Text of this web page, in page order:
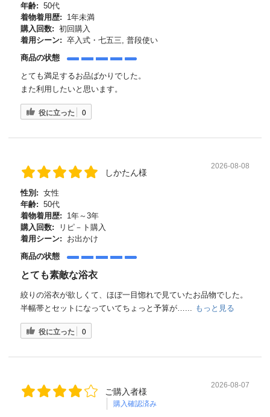
年齢: 50代
着物着用歴:
1年未満
購入回数: 初回購入
着用シーン: 卒入式・七五三, 普段使い
商品の状態
とても満足するお品ばかりでした。
また利用したいと思います。
役に立った 0
しかたん様
2026-08-08
性別: 女性
年齢: 50代
着物着用歴:
1年～3年
購入回数:
リピ－ト購入
着用シーン:
お出かけ
商品の状態
とても素敵な浴衣
絞りの浴衣が欲しくて、ほぼ一目惚れで見ていたお品物でした。
半幅帯とセットになっていてちょっと予算が…... もっと見る
役に立った 0
ご購入者様
購入確認済み
2026-08-07